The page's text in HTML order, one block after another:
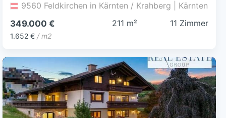
9560 Feldkirchen in Kärnten / Krahberg | Kärnten
349.000 €
1.652 € / m2
211 m² 11 Zimmer